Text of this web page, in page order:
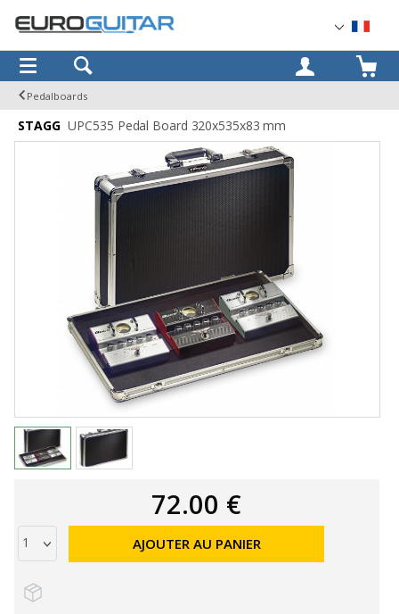
OK
Pedalboards
STAGG UPC535 Pedal Board 320x535x83 mm
72.00 €
AJOUTER AU PANIER